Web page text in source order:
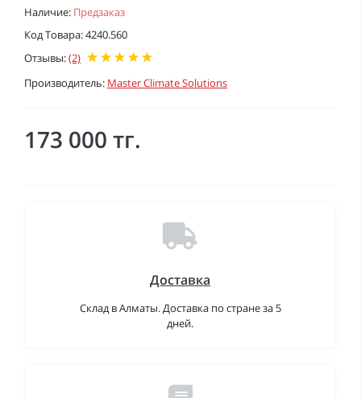
Наличие: Предзаказ
Код Товара: 4240.560
Отзывы:(2)
Производитель: Master Climate Solutions
173 000 тг.
Доставка
Склад в Алматы. Доставка по стране за 5
дней.